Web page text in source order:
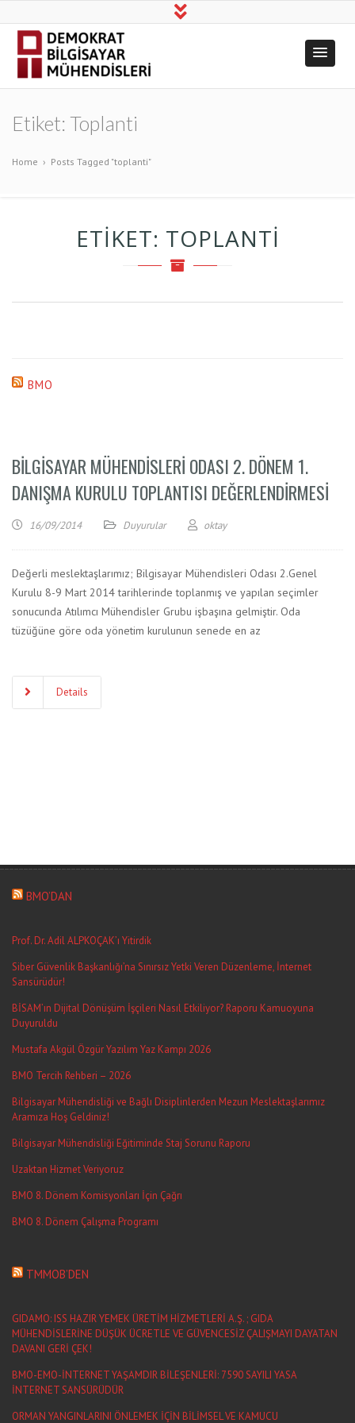
Demokrat
Bilgisayar
Mühendisleri
Etiket: Toplanti
Home › Posts Tagged "toplanti"
ETIKET: TOPLANTI
BMO
BILGISAYAR MÜHENDISLERI ODASI 2. DÖNEM 1.
DANIŞMA KURULU TOPLANTISI DEĞERLENDIRMESI
16/09/2014 Duyurular oktay
Değerli meslektaşlarımız; Bilgisayar Mühendisleri Odası 2.Genel
Kurulu 8-9 Mart 2014 tarihlerinde toplanmış ve yapılan seçimler
sonucunda Atılımcı Mühendisler Grubu işbaşına gelmiştir. Oda
tüzüğüne göre oda yönetim kurulunun senede en az
Details
BMO’DAN
Prof. Dr. Adil ALPKOÇAK’ı Yitirdik
Siber Güvenlik Başkanlığı’na Sınırsız Yetki Veren Düzenleme, İnternet
Sansürüdür!
BİSAM’ın Dijital Dönüşüm İşçileri Nasıl Etkiliyor? Raporu Kamuoyuna
Duyuruldu
Mustafa Akgül Özgür Yazılım Yaz Kampı 2026
BMO Tercih Rehberi – 2026
Bilgisayar Mühendisliği ve Bağlı Disiplinlerden Mezun Meslektaşlarımız
Aramıza Hoş Geldiniz!
Bilgisayar Mühendisliği Eğitiminde Staj Sorunu Raporu
Uzaktan Hizmet Veriyoruz
BMO 8. Dönem Komisyonları İçin Çağrı
BMO 8. Dönem Çalışma Programı
TMMOB’DEN
GIDAMO: ISS HAZIR YEMEK ÜRETİM HİZMETLERİ A.Ş. ; GIDA
MÜHENDİSLERİNE DÜŞÜK ÜCRETLE VE GÜVENCESİZ ÇALIŞMAYI DAYATAN
DAVANI GERİ ÇEK!
BMO-EMO-İNTERNET YAŞAMDIR BİLEŞENLERİ: 7590 SAYILI YASA
İNTERNET SANSÜRÜDÜR
ORMAN YANGINLARINI ÖNLEMEK İÇİN BİLİMSEL VE KAMUCU